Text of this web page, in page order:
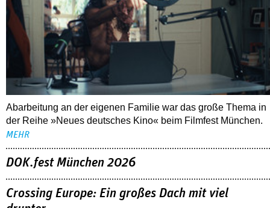
Abarbeitung an der eigenen Familie war das große Thema in
der Reihe »Neues deutsches Kino« beim Filmfest München.
MEHR
DOK.fest München 2026
Crossing Europe: Ein großes Dach mit viel